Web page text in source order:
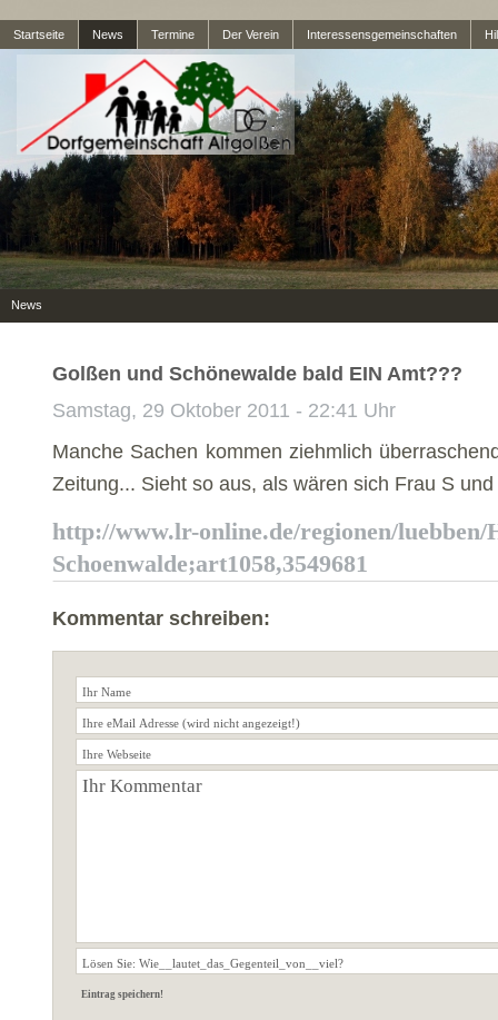
Startseite News Termine Der Verein Interessensgemeinschaften
News
Golßen und Schönewalde bald EIN Amt???
Samstag, 29 Oktober 2011 - 22:41 Uhr
Manche Sachen kommen ziehmlich
Zeitung... Sieht so aus, als wären sich Frau S
http://www.lr-online.de/regionen/
Schoenwalde;art1058,3549681
Kommentar schreiben: